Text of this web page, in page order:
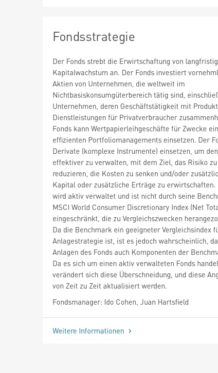
Fondsstrategie
Der Fonds strebt die Erwirtschaftung von
Kapitalwachstum an. Der Fonds investiert
Aktien von Unternehmen, die weltweit im
Nichtbasiskonsumgüterbereich tätig sind,
Unternehmen, deren Geschäftstätigkeit mit
Dienstleistungen für Privatverbraucher
Fonds kann Wertpapierleihgeschäfte für Zwecke
effizienten Portfoliomanagements einsetzen. Der
Derivate (komplexe Instrumente) einsetzen, um
effektiver zu verwalten, mit dem Ziel, das Risiko zu
reduzieren, die Kosten zu senken und/oder
Kapital oder zusätzliche Erträge zu erwirtschaften.
wird aktiv verwaltet und ist nicht durch seine
MSCI World Consumer Discretionary Index (Net
eingeschränkt, die zu Vergleichszwecken
Da die Benchmark ein geeigneter Vergleichsindex
Anlagestrategie ist, ist es jedoch wahrscheinlich,
Anlagen des Fonds auch Komponenten der
Da es sich um einen aktiv verwalteten Fonds
verändert sich diese Überschneidung, und diese
von Zeit zu Zeit aktualisiert werden.
Fondsmanager: Ido Cohen, Juan Hartsfield
Weitere Informationen